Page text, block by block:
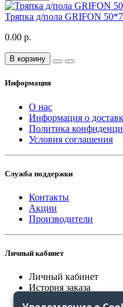
Тряпка д/пола GRIFON
0.00 р.
В корзину
Информация
О нас
Информация о
Политика
Условия соглашения
Служба поддержки
Контакты
Акции
Производители
Личный кабинет
Личный кабинет
История заказа